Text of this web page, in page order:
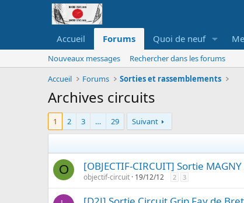
Accueil Forums Quoi de neuf
Nouveaux messages
Rechercher dans les forums
Accueil
Forums Sorties et rassemblements
Archives circuits
1 2 3 … 29 Suivant
O [OBJECTIF-CIRCUIT] Sortie
objectif-circuit 19/12/12 2 3